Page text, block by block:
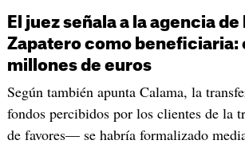
El juez señala a la agencia de
Zapatero como beneficiaria:
millones de euros
Según también apunta Calama, la
fondos percibidos por los clientes de la
de favores— se habría formalizado